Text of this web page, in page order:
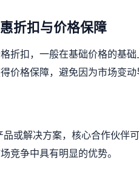
折扣与价格保障
折扣，一般在基础价格的基
价格保障，避免因为市场变动
品或解决方案，核心合作伙伴
竞争中具有明显的优势。